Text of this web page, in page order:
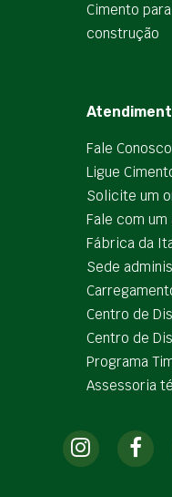
Cimento
construção
Fale Conosco
Ligue
Solicite um
Fale com
Fábrica da
Sede
Centro de
Centro de
Programa
Assessoria